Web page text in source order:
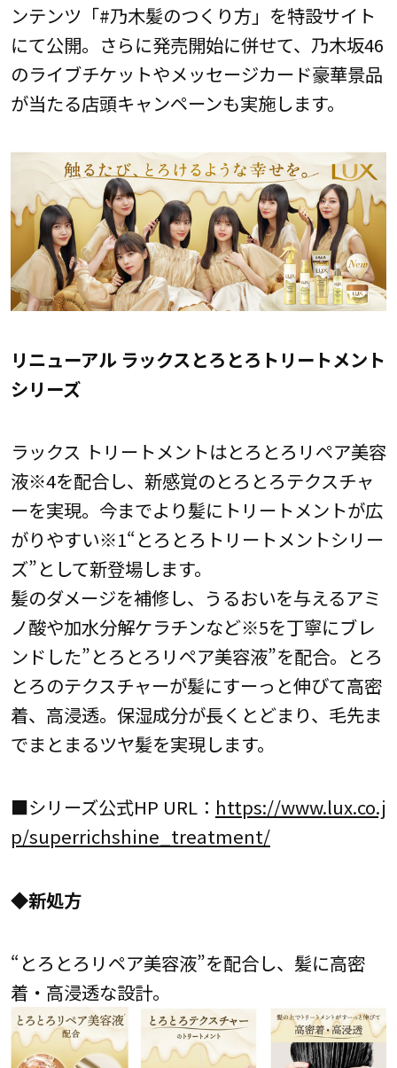
ンテンツ「#乃木髪のつくり方」を特設サイト
にて公開。さらに発売開始に併せて、乃木坂46
のライブチケットやメッセージカード豪華景品
が当たる店頭キャンペーンも実施します。
リニューアル ラックスとろとろトリートメント
シリーズ
ラックス トリートメントはとろとろリペア美容
液※4を配合し、新感覚のとろとろテクスチャ
ーを実現。今までより髪にトリートメントが広
がりやすい※1“とろとろトリートメントシリー
ズ”として新登場します。
髪のダメージを補修し、うるおいを与えるアミ
ノ酸や加水分解ケラチンなど※5を丁寧にブレ
ンドした”とろとろリペア美容液”を配合。とろ
とろのテクスチャーが髪にすーっと伸びて高密
着、高浸透。保湿成分が長くとどまり、毛先ま
でまとまるツヤ髪を実現します。
■シリーズ公式HP URL： https://www.lux.co.j
p/superrichshine_treatment/
◆新処方
“とろとろリペア美容液”を配合し、髪に高密
着・高浸透な設計。